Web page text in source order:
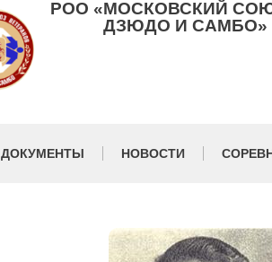
РОО «МОСКОВСКИЙ
ДЗЮДО И САМБО»
ДОКУМЕНТЫ НОВОСТИ